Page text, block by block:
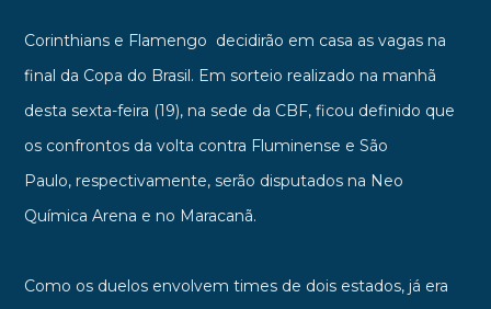
Corinthians e Flamengo decidirão em casa as vagas na
final da Copa do Brasil. Em sorteio realizado na manhã
desta sexta-feira (19), na sede da CBF, ficou definido que
os confrontos da volta contra Fluminense e São
Paulo, respectivamente, serão disputados na Neo
Química Arena e no Maracanã.
Como os duelos envolvem times de dois estados, já era